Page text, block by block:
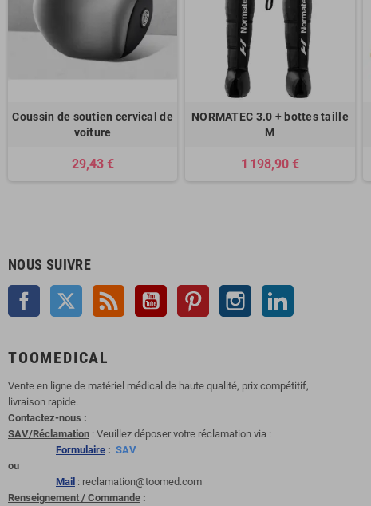
Coussin de soutien cervical de
voiture
29,43 €
NORMATEC 3.0 + bottes taille
M
1 198,90 €
NOUS SUIVRE
Facebook Twitter YouTube Pinterest Instagram
TOOMEDICAL
Vente en ligne de matériel médical de haute qualité, prix compétitif,
livraison rapide.
Contactez-nous :
SAV/Réclamation : Veuillez déposer votre réclamation via :
Formulaire : SAV
ou
Mail : reclamation@toomed.com
Renseignement / Commande :